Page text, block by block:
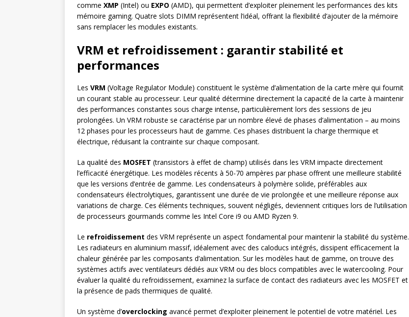
comme XMP (Intel) ou EXPO (AMD), qui permettent d’exploiter pleinement les performances des kits
mémoire gaming. Quatre slots DIMM représentent l’idéal, offrant la flexibilité d’ajouter de la mémoire
sans remplacer les modules existants.
VRM et refroidissement : garantir stabilité et
performances
Les VRM (Voltage Regulator Module) constituent le système d’alimentation de la carte mère qui fournit
un courant stable au processeur. Leur qualité détermine directement la capacité de la carte à maintenir
des performances constantes sous charge intense, particulièrement lors des sessions de jeu
prolongées. Un VRM robuste se caractérise par un nombre élevé de phases d’alimentation – au moins
12 phases pour les processeurs haut de gamme. Ces phases distribuent la charge thermique et
électrique, réduisant la contrainte sur chaque composant.
La qualité des MOSFET (transistors à effet de champ) utilisés dans les VRM impacte directement
l’efficacité énergétique. Les modèles récents à 50-70 ampères par phase offrent une meilleure stabilité
que les versions d’entrée de gamme. Les condensateurs à polymère solide, préférables aux
condensateurs électrolytiques, garantissent une durée de vie prolongée et une meilleure réponse aux
variations de charge. Ces éléments techniques, souvent négligés, deviennent critiques lors de l’utilisation
de processeurs gourmands comme les Intel Core i9 ou AMD Ryzen 9.
Le refroidissement des VRM représente un aspect fondamental pour maintenir la stabilité du système.
Les radiateurs en aluminium massif, idéalement avec des caloducs intégrés, dissipent efficacement la
chaleur générée par les composants d’alimentation. Sur les modèles haut de gamme, on trouve des
systèmes actifs avec ventilateurs dédiés aux VRM ou des blocs compatibles avec le watercooling. Pour
évaluer la qualité du refroidissement, examinez la surface de contact des radiateurs avec les MOSFET et
la présence de pads thermiques de qualité.
Un système d’overclocking avancé permet d’exploiter pleinement le potentiel de votre matériel. Les